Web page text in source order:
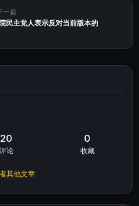
一篇
民主党人表示反对当前版本的
20
评论
0
收藏
其他文章